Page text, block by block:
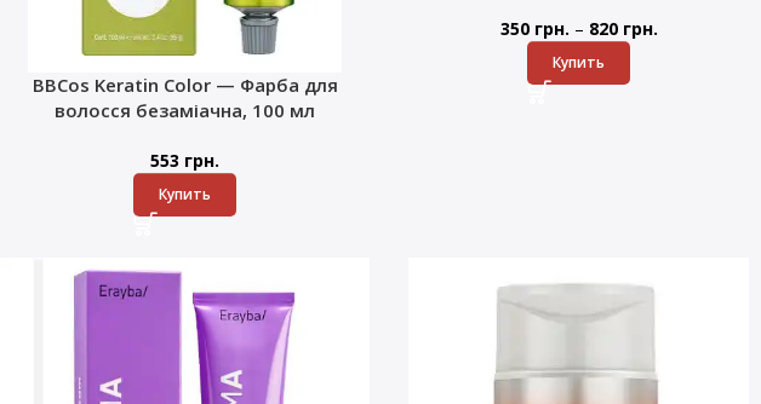
BBCos Keratin Color — Фарба для
волосся безаміачна, 100 мл
553 грн.
Купить
350 грн. – 820 грн.
Купить